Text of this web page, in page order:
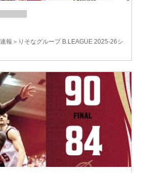
報＞りそなグループ B.LEAGUE 2025-26シ